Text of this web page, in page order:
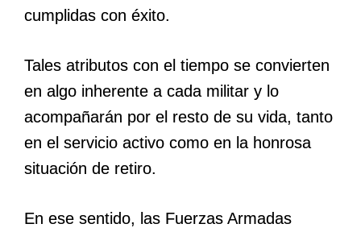
cumplidas con éxito.
Tales atributos con el tiempo se convierten
en algo inherente a cada militar y lo
acompañarán por el resto de su vida, tanto
en el servicio activo como en la honrosa
situación de retiro.
En ese sentido, las Fuerzas Armadas